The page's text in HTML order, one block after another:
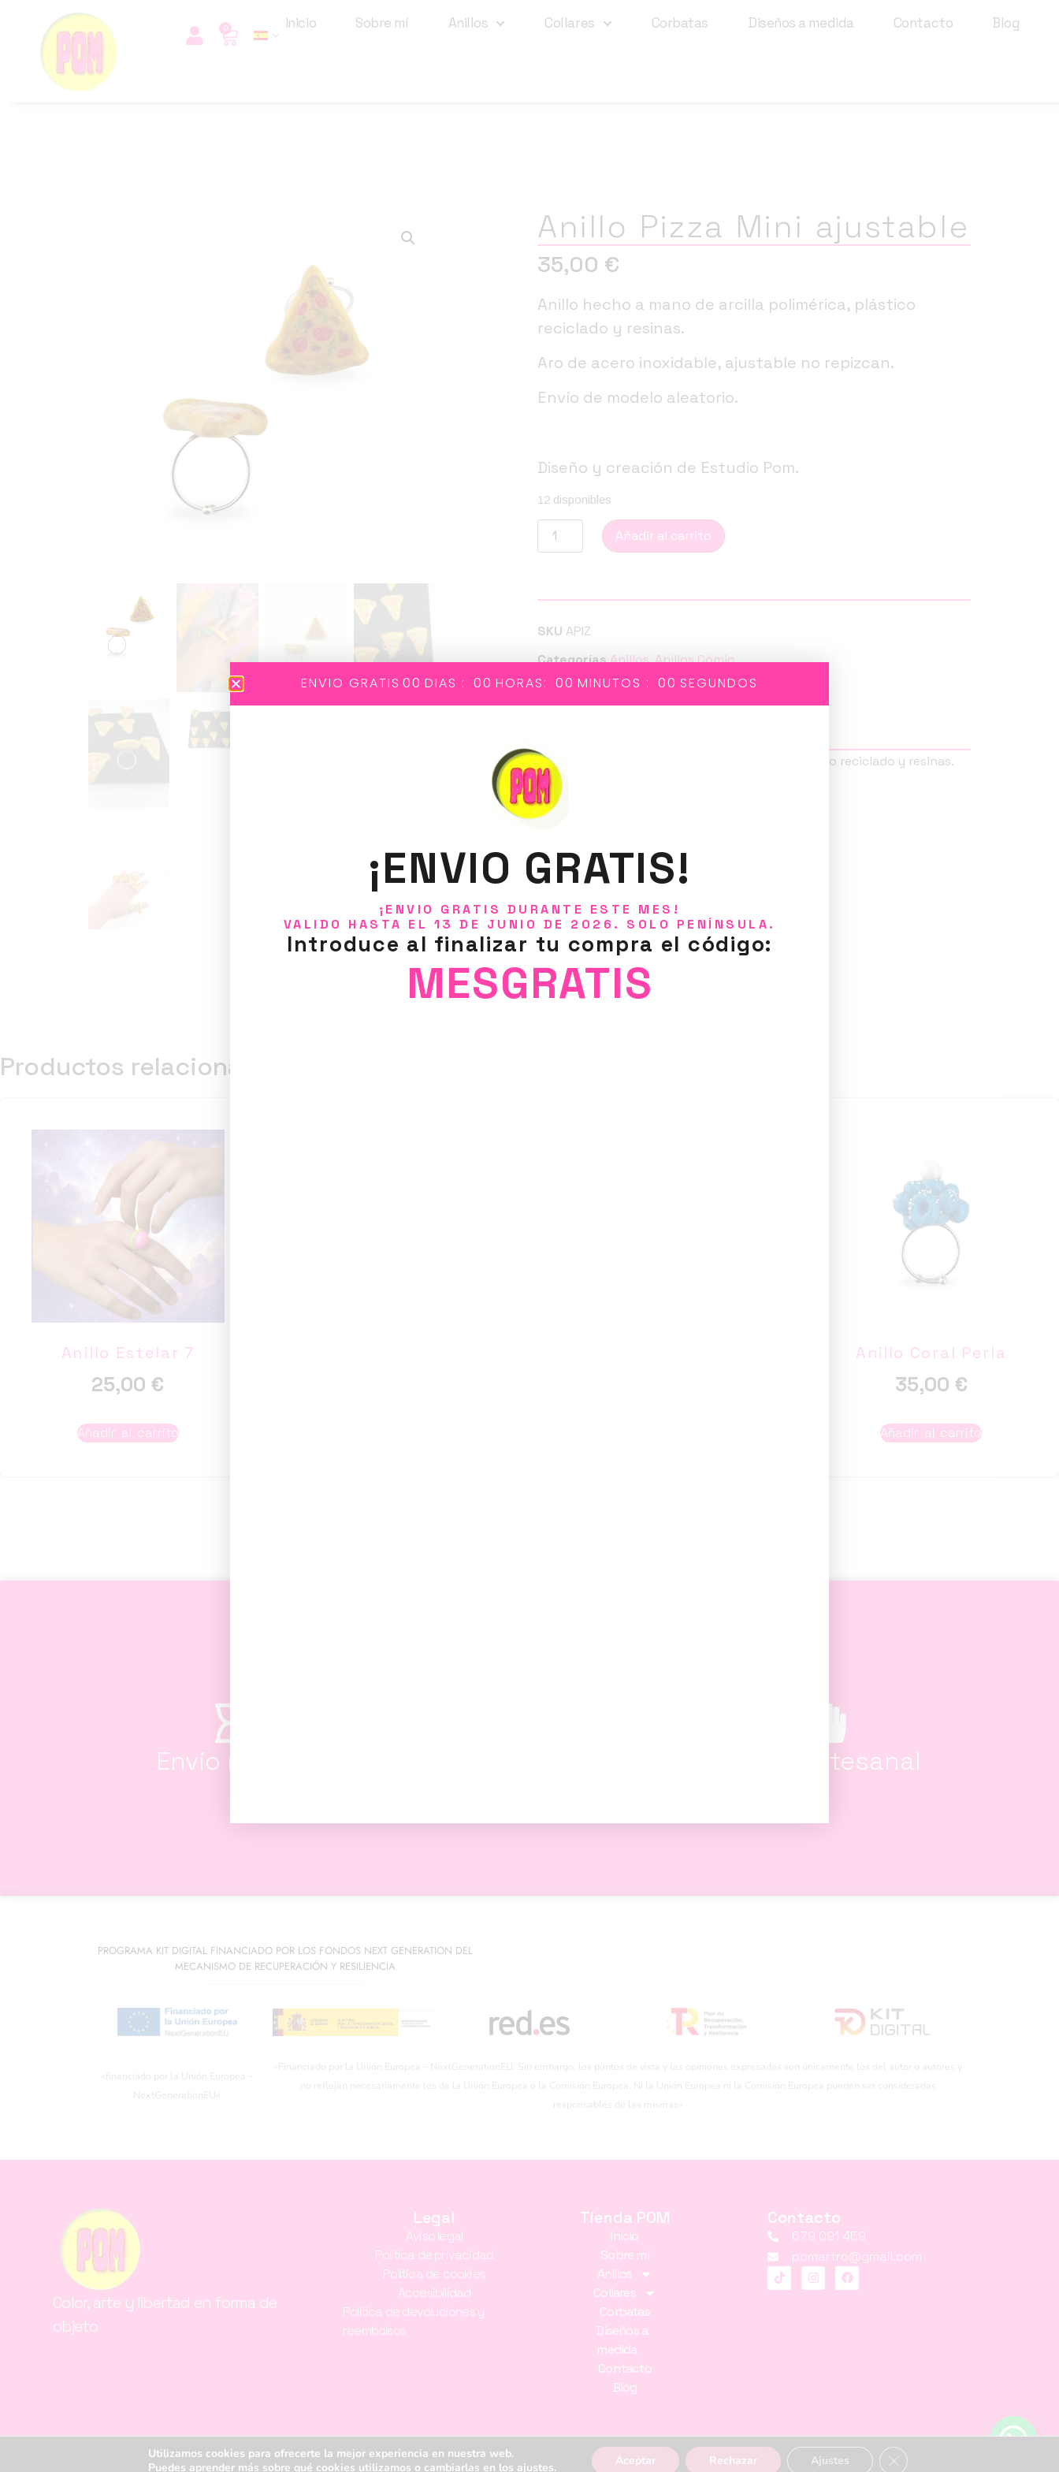
0 Inicio Sobre mí Anillos Collares Corbatas Diseños a medida Contacto Blog
Anillo Pizza Mini ajustable
35,00 €
Anillo hecho a mano de arcilla polimérica, plástico
reciclado y resinas.
Aro de acero inoxidable, ajustable no repizcan.
Envío de modelo aleatorio.
Diseño y creación de Estudio Pom.
12 disponibles
Añadir al carrito
SKU APIZ
CategoríasAnillos,Anillos Cómic
Etiquetas anillo, estudio pom
Anillo hecho a mano de arcilla polimérica, plástico reciclado y resinas.
Aro de acero inoxidable, ajustable no repizcan.
Envío de modelo aleatorio.
Diseño y creación de Estudio Pom.
Productos relacionados
Anillo Estelar 7
25,00 €
Añadir al carrito
Anillo Coral Perla
35,00 €
Añadir al carrito
Envío rápido 100% artesanal
PROGRAMA KIT DIGITAL FINANCIADO POR LOS FONDOS NEXT GENERATION DEL
MECANISMO DE RECUPERACIÓN Y RESILIENCIA
«financiado por la Unión Europea –
NextGenerationEU»
«Financiado por la Unión Europea – NextGenerationEU. Sin embargo, los puntos de vista y las opiniones expresadas son únicamente los del autor o autores y
no reflejan necesariamente los de la Unión Europea o la Comisión Europea. Ni la Unión Europea ni la Comisión Europea pueden ser consideradas
responsables de las mismas»
Color, arte y libertad en forma de
objeto
Legal
Aviso legal
Política de privacidad
Política de cookies
Accesibilidad
Política de devoluciones y
reembolsos
Tienda POM
Inicio
Sobre mí
Anillos
Collares
Corbatas
Diseños a
medida
Contacto
Blog
Contacto
679 091 459
pomartro@gmail.com
© 2026 Estudio POM. Todos los derechos reservados.
Utilizamos cookies para ofrecerte la mejor experiencia en nuestra web.
Puedes aprender más sobre qué cookies utilizamos o cambiarlas en los ajustes. Aceptar Rechazar Ajustes Cerrar el banner de cookies RGPD
ENVIO GRATIS 00 DIAS : 00 HORAS: 00 MINUTOS : 00 SEGUNDOS
¡ENVIO GRATIS!
¡ENVIO GRATIS DURANTE ESTE MES!
VALIDO HASTA EL 13 DE JUNIO DE 2026. SOLO PENÍNSULA.
Introduce al finalizar tu compra el código:
MESGRATIS